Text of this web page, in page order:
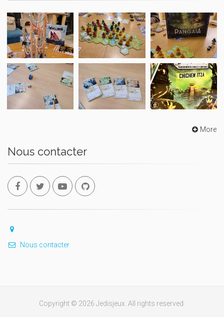
More
Nous contacter
Nous contacter
Copyright © 2026 Jedisjeux. All rights reserved.